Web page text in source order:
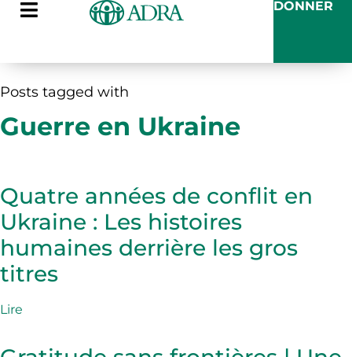
DONNER
Posts tagged with
Guerre en Ukraine
Quatre années de conflit en
Ukraine : Les histoires
humaines derrière les gros
titres
Lire